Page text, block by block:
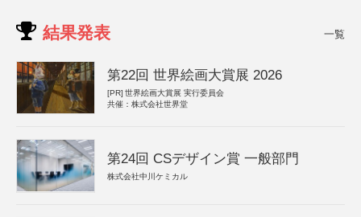
結果発表 一覧
第22回 世界絵画大賞展 2026
[PR] 世界絵画大賞展 実行委員会
共催：株式会社世界堂
第24回 CSデザイン賞 一般部門
株式会社中川ケミカル